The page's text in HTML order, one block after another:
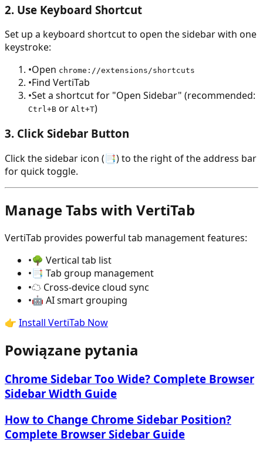
2. Use Keyboard Shortcut
Set up a keyboard shortcut to open the sidebar with one
keystroke:
•Open chrome://extensions/shortcuts
•Find VertiTab
•Set a shortcut for "Open Sidebar" (recommended:
Ctrl+B or Alt+T)
3. Click Sidebar Button
Click the sidebar icon (📑) to the right of the address bar
for quick toggle.
Manage Tabs with VertiTab
VertiTab provides powerful tab management features:
•🌳 Vertical tab list
•📑 Tab group management
•☁️ Cross-device cloud sync
•🤖 AI smart grouping
👉 Install VertiTab Now
Powiązane pytania
Chrome Sidebar Too Wide? Complete Browser
Sidebar Width Guide
How to Change Chrome Sidebar Position?
Complete Browser Sidebar Guide